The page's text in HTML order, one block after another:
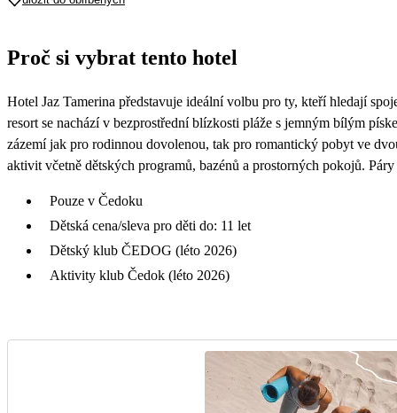
31 690
Proč si vybrat tento hotel
Hotel Jaz Tamerina představuje ideální volbu pro ty, kteří hledají
resort se nachází v bezprostřední blízkosti pláže s jemným bílým
zázemí jak pro rodinnou dovolenou, tak pro romantický pobyt ve
aktivit včetně dětských programů, bazénů a prostorných pokojů.
Pouze v Čedoku
Dětská cena/sleva pro děti do: 11 let
Dětský klub ČEDOG (léto 2026)
Aktivity klub Čedok (léto 2026)